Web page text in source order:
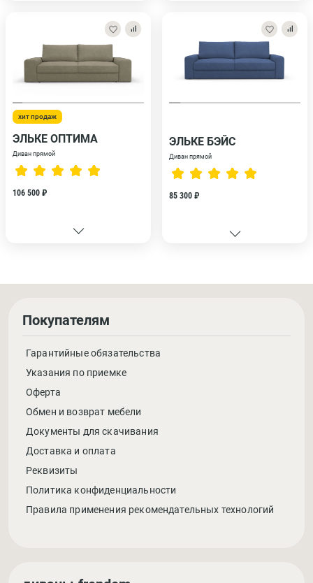
хит продаж
ЭЛЬКЕ ОПТИМА
Диван прямой
106 500 ₽
ЭЛЬКЕ БЭЙС
Диван прямой
85 300 ₽
Покупателям
Гарантийные обязательства
Указания по приемке
Оферта
Обмен и возврат мебели
Документы для скачивания
Доставка и оплата
Реквизиты
Политика конфиденциальности
Правила применения рекомендательных технологий